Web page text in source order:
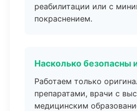
реабилитации или с
покраснением.
Насколько безопасны
Работаем только
препаратами, врачи с
медицинским